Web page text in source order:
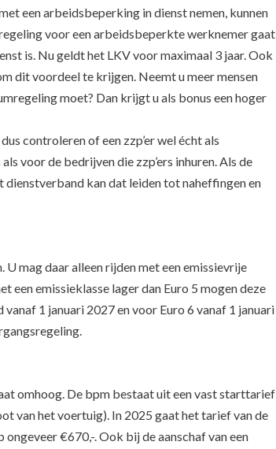
een arbeidsbeperking in dienst nemen, kunnen
voor een arbeidsbeperkte werknemer gaat
is. Nu geldt het LKV voor maximaal 3 jaar. Ook
dit voordeel te krijgen. Neemt u meer mensen
moet? Dan krijgt u als bonus een hoger
controleren of een zzp’er wel écht als
voor de bedrijven die zzp’ers inhuren. Als de
kan dat leiden tot naheffingen en
mag daar alleen rijden met een emissievrije
een emissieklasse lager dan Euro 5 mogen deze
1 januari 2027 en voor Euro 6 vanaf 1 januari
omhoog. De bpm bestaat uit een vast starttarief
van het voertuig). In 2025 gaat het tarief van de
€670,-. Ook bij de aanschaf van een